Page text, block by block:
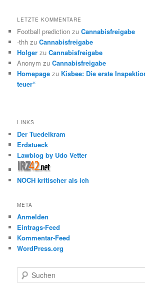
LETZTE KOMMENTARE
Football prediction zuCannabisfreigabe
-thh zuCannabisfreigabe
Holger zuCannabisfreigabe
Anonym zuCannabisfreigabe
Homepage zu Kisbee: Die erste
teuer“
LINKS
Der Tuedelkram
Erdstueck
Lawblog by Udo Vetter
NOCH kritischer als ich
META
Anmelden
Eintrags-Feed
Kommentar-Feed
WordPress.org
u